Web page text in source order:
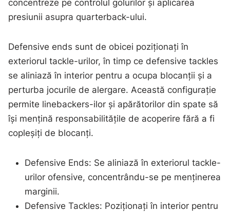
concentreze pe controlul golurilor și aplicarea
presiunii asupra quarterback-ului.
Defensive ends sunt de obicei poziționați în
exteriorul tackle-urilor, în timp ce defensive tackles
se aliniază în interior pentru a ocupa blocanții și a
perturba jocurile de alergare. Această configurație
permite linebackers-ilor și apărătorilor din spate să
își mențină responsabilitățile de acoperire fără a fi
copleșiți de blocanți.
Defensive Ends: Se aliniază în exteriorul tackle-
urilor ofensive, concentrându-se pe menținerea
marginii.
Defensive Tackles: Poziționați în interior pentru